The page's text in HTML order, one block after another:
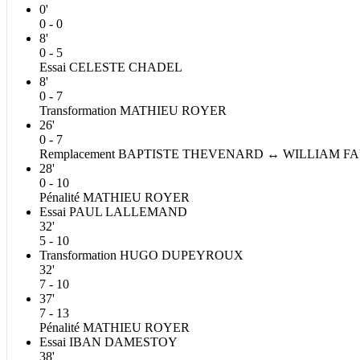
0'
0 - 0
8'
0 - 5
Essai CELESTE CHADEL
8'
0 - 7
Transformation MATHIEU ROYER
26'
0 - 7
Remplacement BAPTISTE THEVENARD ↔ WILLIAM
28'
0 - 10
Pénalité MATHIEU ROYER
Essai PAUL LALLEMAND
32'
5 - 10
Transformation HUGO DUPEYROUX
32'
7 - 10
37'
7 - 13
Pénalité MATHIEU ROYER
Essai IBAN DAMESTOY
38'